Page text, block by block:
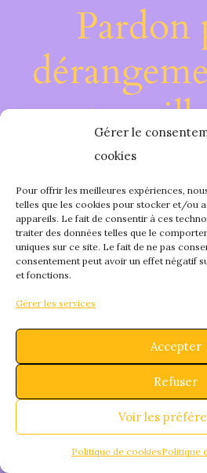
Gérer le
cookies
Pour offrir les meilleures expériences,
telles que les cookies pour stocker et/ou
appareils. Le fait de consentir à ces
traiter des données telles que le
uniques sur ce site. Le fait de ne pas
consentement peut avoir un effet négatif
et fonctions.
Gérer les services
Accepter
Refuser
Voir les
Politique de cookiesPolitique
Pardon